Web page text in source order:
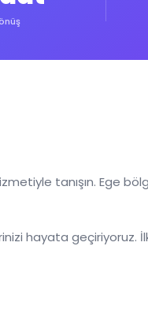
tanışın. Ege
hayata geçiriyoruz.